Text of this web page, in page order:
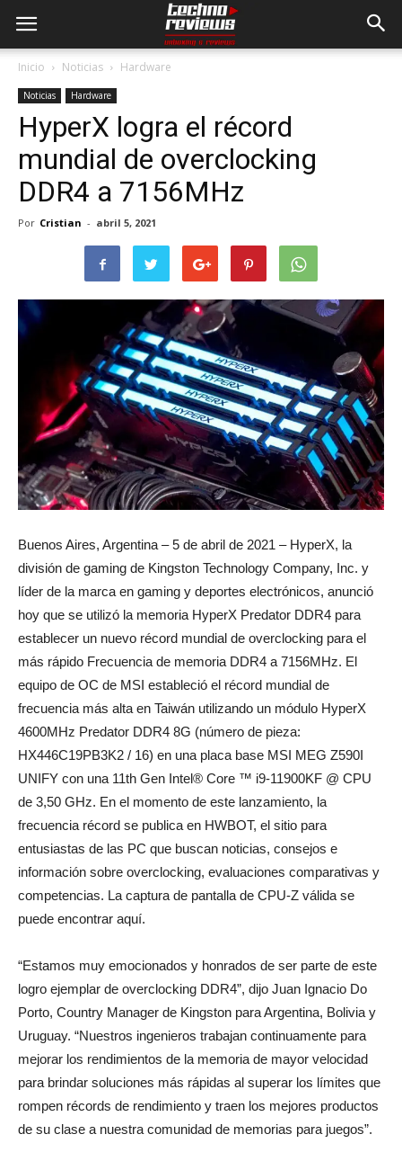
Inicio Noticias Hardware
Noticias Hardware
HyperX logra el récord
mundial de overclocking
DDR4 a 7156MHz
Por Cristian - abril 5, 2021
Buenos Aires, Argentina – 5 de abril de 2021 – HyperX, la
división de gaming de Kingston Technology Company, Inc. y
líder de la marca en gaming y deportes electrónicos, anunció
hoy que se utilizó la memoria HyperX Predator DDR4 para
establecer un nuevo récord mundial de overclocking para el
más rápido Frecuencia de memoria DDR4 a 7156MHz. El
equipo de OC de MSI estableció el récord mundial de
frecuencia más alta en Taiwán utilizando un módulo HyperX
4600MHz Predator DDR4 8G (número de pieza:
HX446C19PB3K2 / 16) en una placa base MSI MEG Z590I
UNIFY con una 11th Gen Intel® Core ™ i9-11900KF @ CPU
de 3,50 GHz. En el momento de este lanzamiento, la
frecuencia récord se publica en HWBOT, el sitio para
entusiastas de las PC que buscan noticias, consejos e
información sobre overclocking, evaluaciones comparativas y
competencias. La captura de pantalla de CPU-Z válida se
puede encontrar aquí.
“Estamos muy emocionados y honrados de ser parte de este
logro ejemplar de overclocking DDR4”, dijo Juan Ignacio Do
Porto, Country Manager de Kingston para Argentina, Bolivia y
Uruguay. “Nuestros ingenieros trabajan continuamente para
mejorar los rendimientos de la memoria de mayor velocidad
para brindar soluciones más rápidas al superar los límites que
rompen récords de rendimiento y traen los mejores productos
de su clase a nuestra comunidad de memorias para juegos”.